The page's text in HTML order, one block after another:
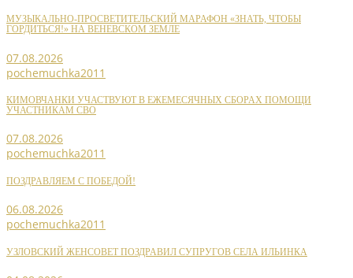
МУЗЫКАЛЬНО-ПРОСВЕТИТЕЛЬСКИЙ МАРАФОН «ЗНАТЬ, ЧТОБЫ
ГОРДИТЬСЯ!» НА ВЕНЕВСКОМ ЗЕМЛЕ
07.08.2026
pochemuchka2011
КИМОВЧАНКИ УЧАСТВУЮТ В ЕЖЕМЕСЯЧНЫХ СБОРАХ ПОМОЩИ
УЧАСТНИКАМ СВО
07.08.2026
pochemuchka2011
ПОЗДРАВЛЯЕМ С ПОБЕДОЙ!
06.08.2026
pochemuchka2011
УЗЛОВСКИЙ ЖЕНСОВЕТ ПОЗДРАВИЛ СУПРУГОВ СЕЛА ИЛЬИНКА